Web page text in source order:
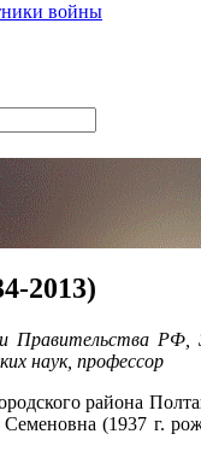
войны
2013)
РФ,
наук, профессор
района
(1937 г.